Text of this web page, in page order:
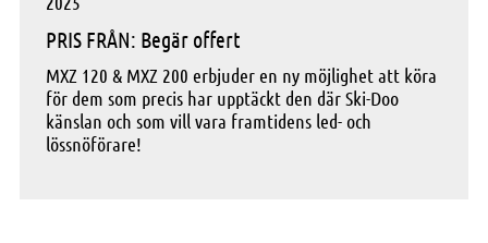
PRIS FRÅN: Begär offert
MXZ 120 & MXZ 200 erbjuder en ny möjlighet att köra
för dem som precis har upptäckt den där Ski-Doo
känslan och som vill vara framtidens led- och
lössnöförare!